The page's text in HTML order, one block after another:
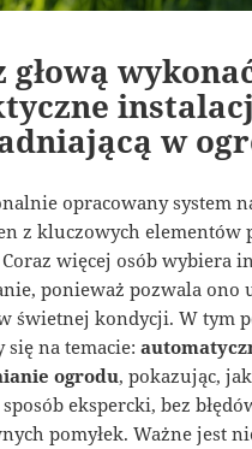
głową
w
opracowany system
z kluczowych elementów
więcej osób wybiera
ponieważ pozwala ono
świetnej kondycji. W tym
się na temacie:
ogrodu, pokazując,
ekspercki, bez
pomyłek. Ważne jest